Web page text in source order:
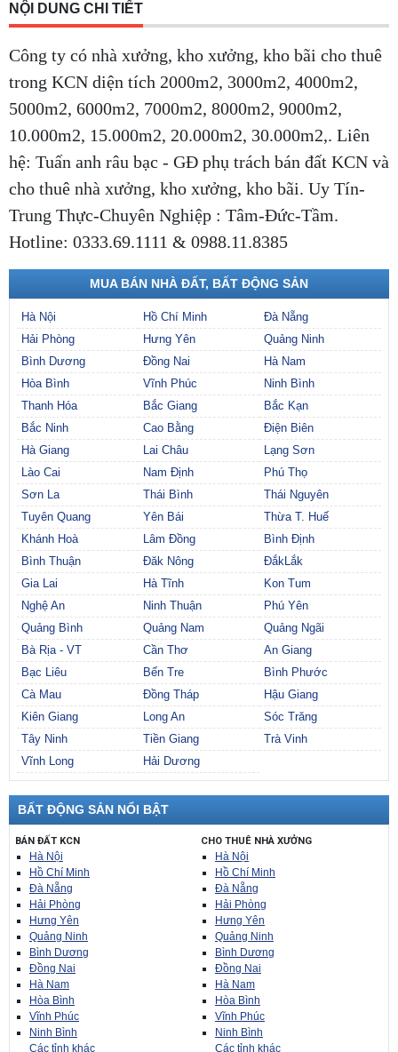
NỘI DUNG CHI TIẾT
Công ty có nhà xưởng, kho xưởng, kho bãi cho thuê
trong KCN diện tích 2000m2, 3000m2, 4000m2,
5000m2, 6000m2, 7000m2, 8000m2, 9000m2,
10.000m2, 15.000m2, 20.000m2, 30.000m2,. Liên
hệ: Tuấn anh râu bạc - GĐ phụ trách bán đất KCN và
cho thuê nhà xưởng, kho xưởng, kho bãi. Uy Tín-
Trung Thực-Chuyên Nghiệp : Tâm-Đức-Tầm.
Hotline: 0333.69.1111 & 0988.11.8385
MUA BÁN NHÀ ĐẤT, BẤT ĐỘNG SẢN
Hà Nội Hồ Chí Minh
Đà Nẵng
Hải Phòng
Hưng Yên
Quảng Ninh
Bình Dương
Đồng Nai
Hà Nam
Hòa Bình
Vĩnh Phúc
Ninh Bình
Thanh Hóa
Bắc Giang
Bắc Kạn
Bắc Ninh
Cao Bằng
Điện Biên
Hà Giang
Lai Châu
Lạng Sơn
Lào Cai
Nam Định
Phú Thọ
Sơn La
Thái Bình
Thái Nguyên
Tuyên Quang
Yên Bái
Thừa T. Huế
Khánh Hoà
Lâm Đồng
Bình Định
Bình Thuận
Đăk Nông
ĐắkLắk
Gia Lai
Hà Tĩnh
Kon Tum
Nghệ An
Ninh Thuận
Phú Yên
Quảng Bình
Quảng Nam
Quảng Ngãi
Bà Rịa - VT
Cần Thơ
An Giang
Bạc Liêu
Bến Tre
Bình Phước
Cà Mau
Đồng Tháp
Hậu Giang
Kiên Giang
Long An
Sóc Trăng
Tây Ninh
Tiền Giang
Trà Vinh
Vĩnh Long
Hải Dương
BẤT ĐỘNG SẢN NỔI BẬT
BÁN ĐẤT KCN
Hà Nội
Hồ Chí Minh
Đà Nẵng
Hải Phòng
Hưng Yên
Quảng Ninh
Bình Dương
Đồng Nai
Hà Nam
Hòa Bình
Vĩnh Phúc
Ninh Bình
Các tỉnh khác
CHO THUÊ NHÀ XƯỞNG
Hà Nội
Hồ Chí Minh
Đà Nẵng
Hải Phòng
Hưng Yên
Quảng Ninh
Bình Dương
Đồng Nai
Hà Nam
Hòa Bình
Vĩnh Phúc
Ninh Bình
Các tỉnh khác